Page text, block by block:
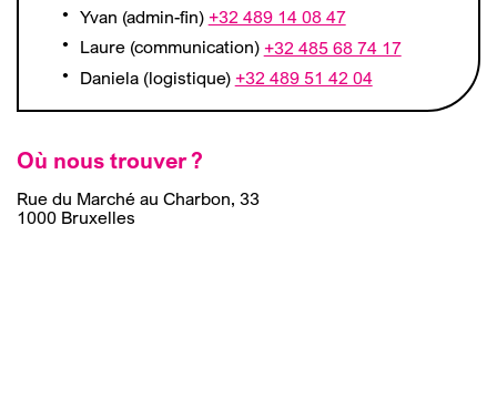
Yvan (admin-fin) +32 489 14 08 47
Laure (communication) +32 485 68 74 17
Daniela (logistique) +32 489 51 42 04
Où nous trouver ?
Rue du Marché au Charbon, 33
1000 Bruxelles